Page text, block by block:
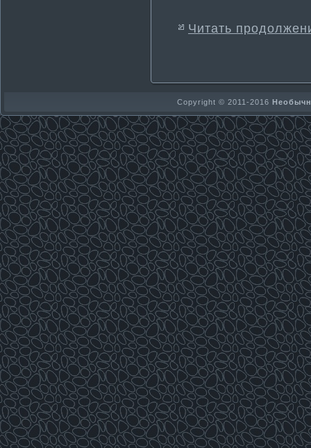
Читать
Copyright © 2011-2016